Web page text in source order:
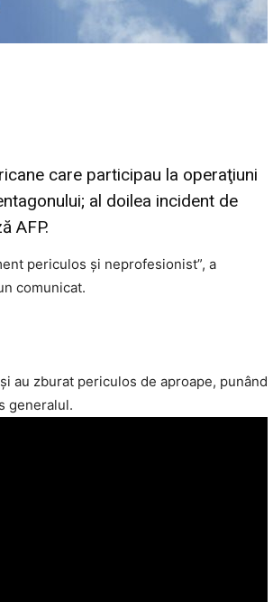
care participau la operaţiuni
al doilea incident de
AFP.
periculos şi neprofesionist”, a
comunicat.
au zburat periculos de aproape, punând
generalul.